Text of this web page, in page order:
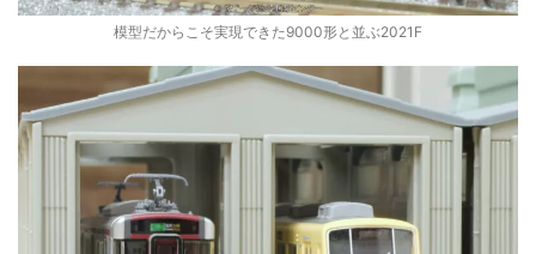
模型だからこそ実現できた9000形と並ぶ2021F